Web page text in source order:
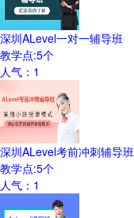
深圳ALevel一对一辅导班
教学点:5个
人气： 1
深圳ALevel考前冲刺辅导班
教学点:5个
人气： 1